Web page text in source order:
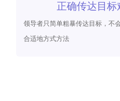
正确传达目标
领导者只简单粗暴传达目标，不
合适地方式方法